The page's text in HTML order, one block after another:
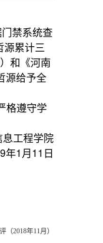
禁系统查
累计三
和《河南
源给予全
格遵守学
工程学院
年1月11日
（2018年11月）